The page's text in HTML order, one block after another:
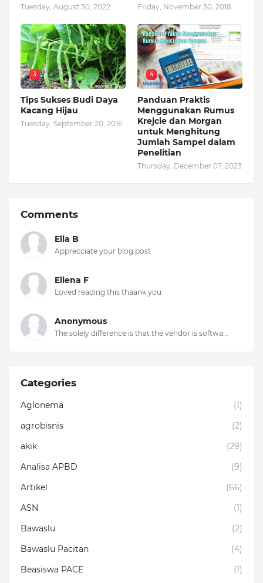
Tuesday, August 30, 2022 Friday, November 30, 2018
3
Tips Sukses Budi Daya
Kacang Hijau
Tuesday, September 20, 2016
4
Panduan Praktis
Menggunakan Rumus
Krejcie dan Morgan
untuk Menghitung
Jumlah Sampel dalam
Penelitian
Thursday, December 07, 2023
Comments
Ella B
Apprecciate your blog post
Ellena F
Loved reading this thaank you
Anonymous
The solely difference is that the vendor is softwa...
Categories
Aglonema
(1)
agrobisnis
(2)
akik
(29)
Analisa APBD
(9)
Artikel
(66)
ASN
(1)
Bawaslu
(2)
Bawaslu Pacitan
(4)
Beasiswa PACE
(1)